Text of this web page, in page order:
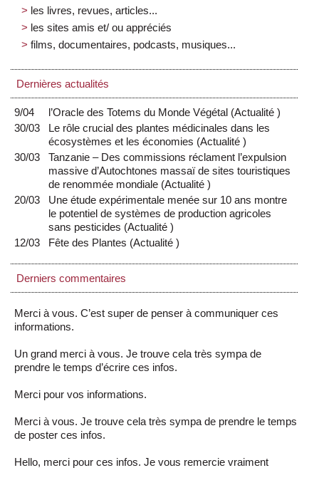
les livres, revues, articles...
les sites amis et/ ou appréciés
films, documentaires, podcasts, musiques...
Dernières actualités
9/04 l’Oracle des Totems du Monde Végétal (Actualité)
30/03
Le rôle crucial des plantes médicinales dans les
écosystèmes et les économies (Actualité)
30/03
Tanzanie – Des commissions réclament l’expulsion
massive d’Autochtones massaï de sites touristiques
de renommée mondiale (Actualité)
20/03
Une étude expérimentale menée sur 10 ans montre
le potentiel de systèmes de production agricoles
sans pesticides (Actualité)
12/03
Fête des Plantes (Actualité)
Derniers commentaires
Merci à vous. C’est super de penser à communiquer ces
informations.
Un grand merci à vous. Je trouve cela très sympa de
prendre le temps d’écrire ces infos.
Merci pour vos informations.
Merci à vous. Je trouve cela très sympa de prendre le temps
de poster ces infos.
Hello, merci pour ces infos. Je vous remercie vraiment